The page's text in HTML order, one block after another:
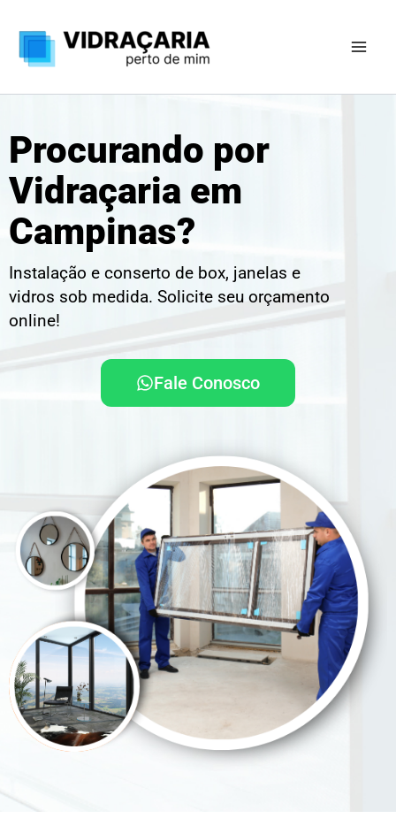
para
Procurando por
Vidraçaria em
Campinas?
Instalação e conserto de box, janelas e
vidros sob medida. Solicite seu orçamento
online!
Fale Conosco